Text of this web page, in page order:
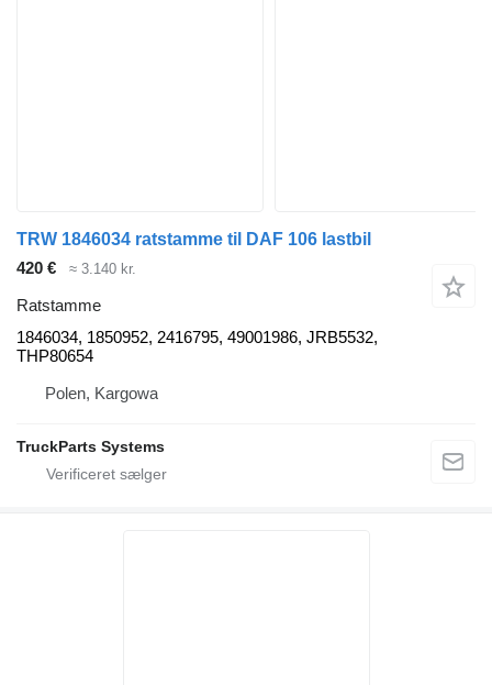
TRW 1846034 ratstamme til DAF 106 lastbil
420 €
≈ 3.140 kr.
Ratstamme
1846034, 1850952, 2416795, 49001986, JRB5532,
THP80654
Polen, Kargowa
TruckParts Systems